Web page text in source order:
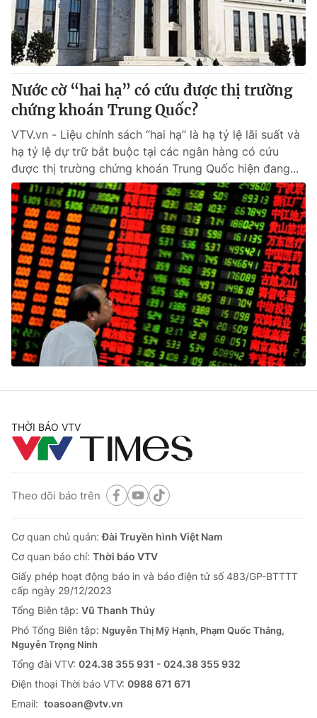
® Cấm sao chép dưới mọi hình thức nếu không có sự chấp
thuận bằng văn bản. Ghi rõ nguồn VTV.vn khi phát hành lại
thông tin từ website này.
Nước cờ “hai hạ” có cứu được thị trường
chứng khoán Trung Quốc?
VTV.vn - Liệu chính sách “hai hạ” là hạ tỷ lệ lãi suất và
hạ tỷ lệ dự trữ bắt buộc tại các ngân hàng có cứu
được thị trường chứng khoán Trung Quốc hiện đang...
THỜI BÁO VTV
Theo dõi báo trên
Cơ quan chủ quản:Đài Truyền hình Việt Nam
Cơ quan báo chí: Thời báo VTV
Giấy phép hoạt động báo in và báo điện tử số 483/GP-BTTTT
cấp ngày 29/12/2023
Tổng Biên tập: Vũ Thanh Thủy
Phó Tổng Biên tập: Nguyễn Thị Mỹ Hạnh, Phạm Quốc Thắng,
Nguyễn Trọng Ninh
Tổng đài VTV: 024.38 355 931 - 024.38 355 932
Ðiện thoại Thời báo VTV: 0988 671 671
Email: toasoan@vtv.vn